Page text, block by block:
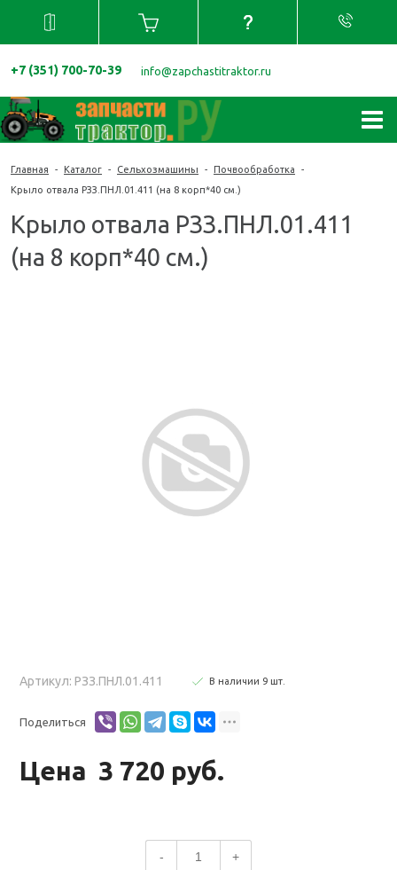
+7 (351) 700-70-39 info@zapchastitraktor.ru
Главная - Каталог - Сельхозмашины - Почвообработка
-
Крыло отвала РЗЗ.ПНЛ.01.411 (на 8 корп*40 см.)
Крыло отвала РЗЗ.ПНЛ.01.411
(на 8 корп*40 см.)
Артикул: РЗЗ.ПНЛ.01.411 В наличии 9 шт
Поделиться
Цена 3 720 руб.
- +